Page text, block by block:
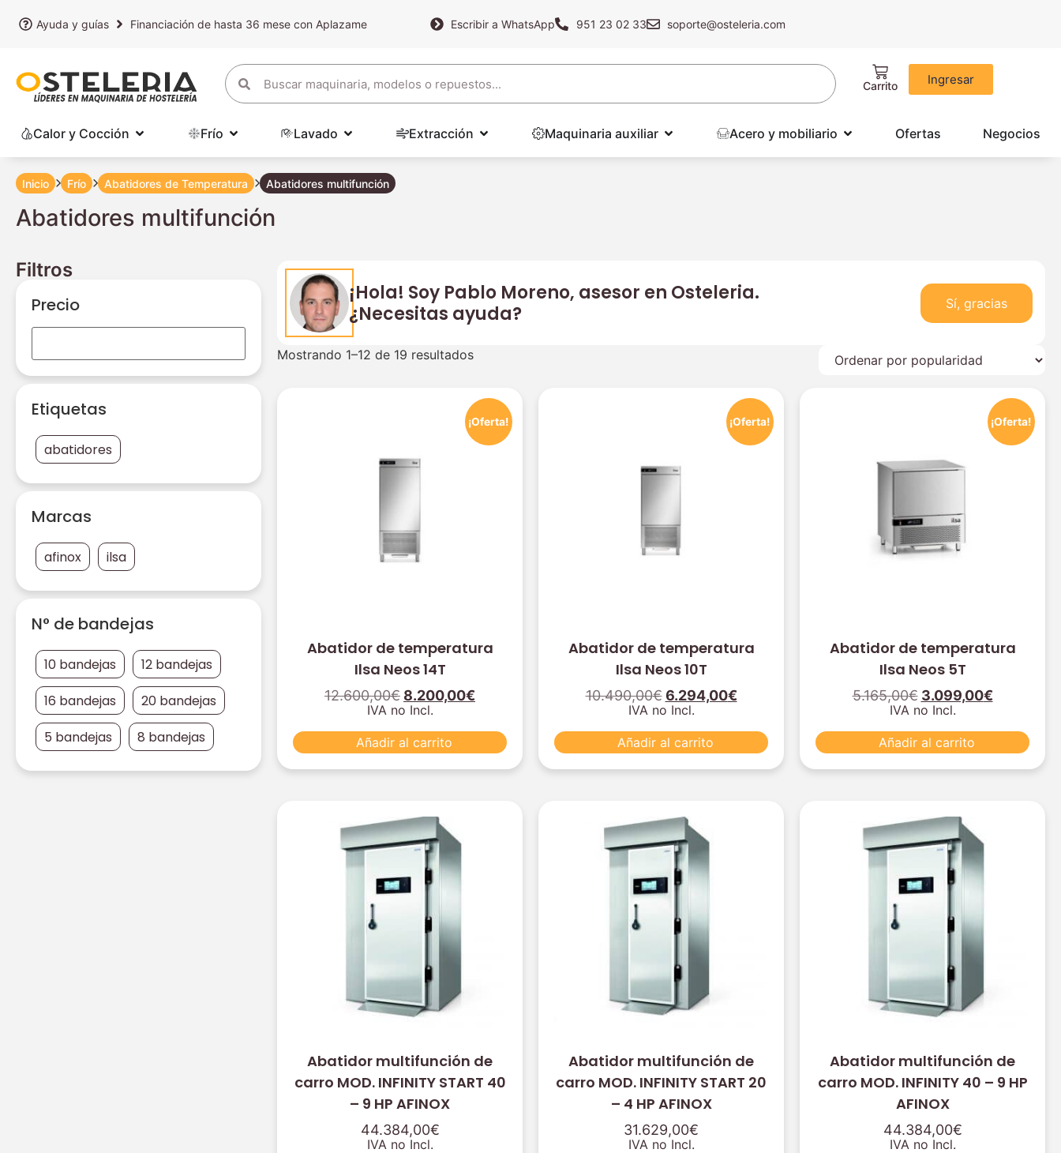
Ayuda y guías Financiación de hasta 36 mese con Aplazame Escribir a WhatsApp 951 23 02 33 soporte@osteleria.com
Ingresar
Calor y Cocción Frío Lavado Extracción Maquinaria auxiliar Acero y mobiliario Ofertas Negocios
Inicio Frío Abatidores de Temperatura Abatidores multifunción
Abatidores multifunción
Filtros
Precio
Etiquetas
abatidores
Marcas
afinox ilsa
N° de bandejas
10 bandejas
12 bandejas
16 bandejas
20 bandejas
5 bandejas
8 bandejas
¡Hola! Soy Pablo Moreno, asesor en Osteleria.
¿Necesitas ayuda?
Sí, gracias
Mostrando 1–12 de 19 resultados
¡Oferta!
Abatidor de temperatura
Ilsa Neos 14T
12.600,00€ 8.200,00€
IVA no Incl.
Añadir al carrito
¡Oferta!
Abatidor de temperatura
Ilsa Neos 10T
10.490,00€ 6.294,00€
IVA no Incl.
Añadir al carrito
¡Oferta!
Abatidor de temperatura
Ilsa Neos 5T
5.165,00€ 3.099,00€
IVA no Incl.
Añadir al carrito
Abatidor multifunción de
carro MOD. INFINITY START 40
– 9 HP AFINOX
44.384,00€
IVA no Incl.
Abatidor multifunción de
carro MOD. INFINITY START 20
– 4 HP AFINOX
31.629,00€
IVA no Incl.
Abatidor multifunción de
carro MOD. INFINITY 40 – 9 HP
AFINOX
44.384,00€
IVA no Incl.